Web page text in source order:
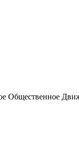
Общественное